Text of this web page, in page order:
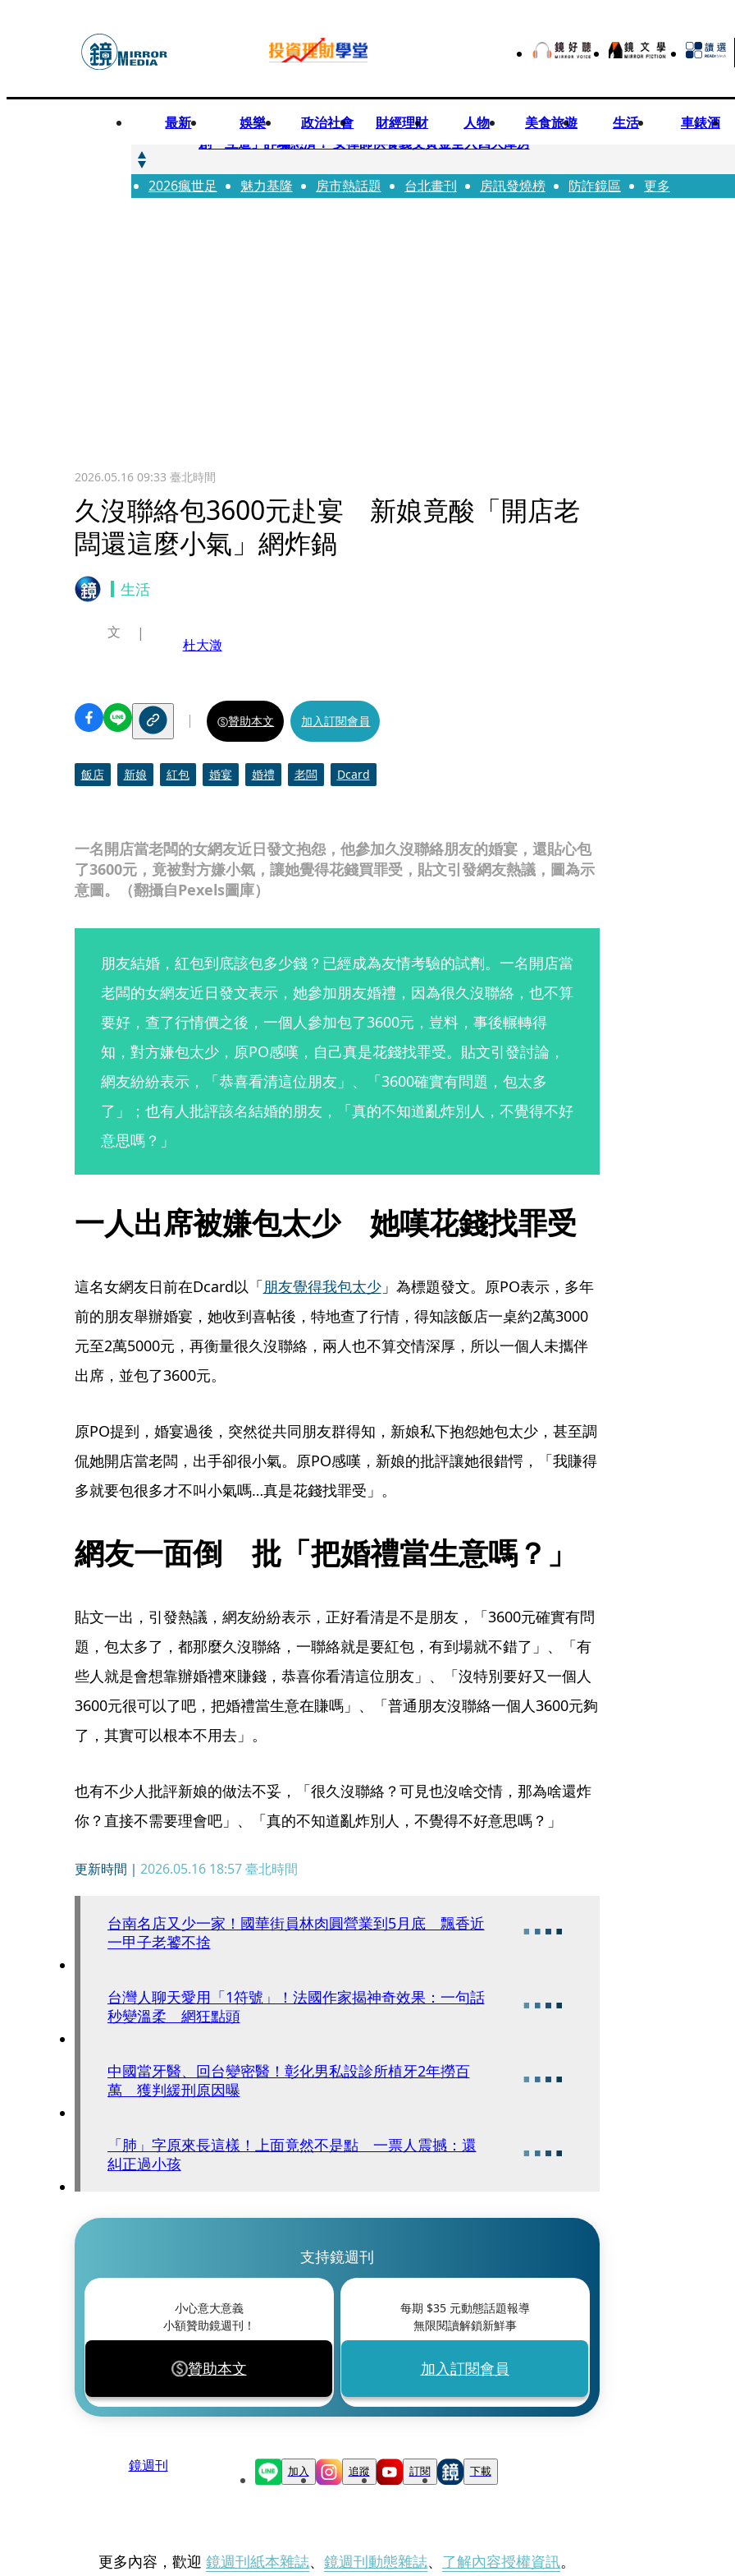
最新 娛樂 政治社會 財經理財 人物 美食旅遊 生活 車錶酒
快訊
創「互道」詐騙慈濟！ 女律師供養義父黃金全入四大庫房
快訊
前時力黨魁表態「反對刪公視預算」 盼在野三思：改凍結處理受質疑項目
2026瘋世足 魅力基隆 房市熱話題 台北畫刊 房訊發燒榜 防詐鏡區 更多
2026.05.16 09:33 臺北時間
久沒聯絡包3600元赴宴 新娘竟酸「開店老
闆還這麼小氣」網炸鍋
生活
一名開店當老闆的女網友近日發文抱怨，他參加久沒聯絡朋友的婚宴，還貼心包
了3600元，竟被對方嫌小氣，讓她覺得花錢買罪受，貼文引發網友熱議，圖為示
意圖。（翻攝自Pexels圖庫）
文
杜大澂
贊助本文 加入訂閱會員
飯店 新娘 紅包 婚宴 婚禮 老闆 Dcard
朋友結婚，紅包到底該包多少錢？已經成為友情考驗的試劑。一名開店當
老闆的女網友近日發文表示，她參加朋友婚禮，因為很久沒聯絡，也不算
要好，查了行情價之後，一個人參加包了3600元，豈料，事後輾轉得
知，對方嫌包太少，原PO感嘆，自己真是花錢找罪受。貼文引發討論，
網友紛紛表示，「恭喜看清這位朋友」、「3600確實有問題，包太多
了」；也有人批評該名結婚的朋友，「真的不知道亂炸別人，不覺得不好
意思嗎？」
一人出席被嫌包太少　她嘆花錢找罪受
這名女網友日前在Dcard以「朋友覺得我包太少」為標題發文。原PO表示，多年
前的朋友舉辦婚宴，她收到喜帖後，特地查了行情，得知該飯店一桌約2萬3000
元至2萬5000元，再衡量很久沒聯絡，兩人也不算交情深厚，所以一個人未攜伴
出席，並包了3600元。
原PO提到，婚宴過後，突然從共同朋友群得知，新娘私下抱怨她包太少，甚至調
侃她開店當老闆，出手卻很小氣。原PO感嘆，新娘的批評讓她很錯愕，「我賺得
多就要包很多才不叫小氣嗎…真是花錢找罪受」。
網友一面倒　批「把婚禮當生意嗎？」
貼文一出，引發熱議，網友紛紛表示，正好看清是不是朋友，「3600元確實有問
題，包太多了，都那麼久沒聯絡，一聯絡就是要紅包，有到場就不錯了」、「有
些人就是會想靠辦婚禮來賺錢，恭喜你看清這位朋友」、「沒特別要好又一個人
3600元很可以了吧，把婚禮當生意在賺嗎」、「普通朋友沒聯絡一個人3600元夠
了，其實可以根本不用去」。
也有不少人批評新娘的做法不妥，「很久沒聯絡？可見也沒啥交情，那為啥還炸
你？直接不需要理會吧」、「真的不知道亂炸別人，不覺得不好意思嗎？」
更新時間｜ 2026.05.16 18:57臺北時間
台南名店又少一家！國華街員林肉圓營業到5月底 飄香近
一甲子老饕不捨
台灣人聊天愛用「1符號」！法國作家揭神奇效果：一句話
秒變溫柔 網狂點頭
中國當牙醫、回台變密醫！彰化男私設診所植牙2年撈百
萬 獲判緩刑原因曝
「肺」字原來長這樣！上面竟然不是點 一票人震撼：還
糾正過小孩
支持鏡週刊
小心意大意義
小額贊助鏡週刊！
贊助本文
每期 $35元動態話題報導
無限閱讀解鎖新鮮事
加入訂閱會員
鏡週刊 加入 追蹤 訂閱 下載
更多內容，歡迎 鏡週刊紙本雜誌、 鏡週刊動態雜誌、 了解內容授權資訊。